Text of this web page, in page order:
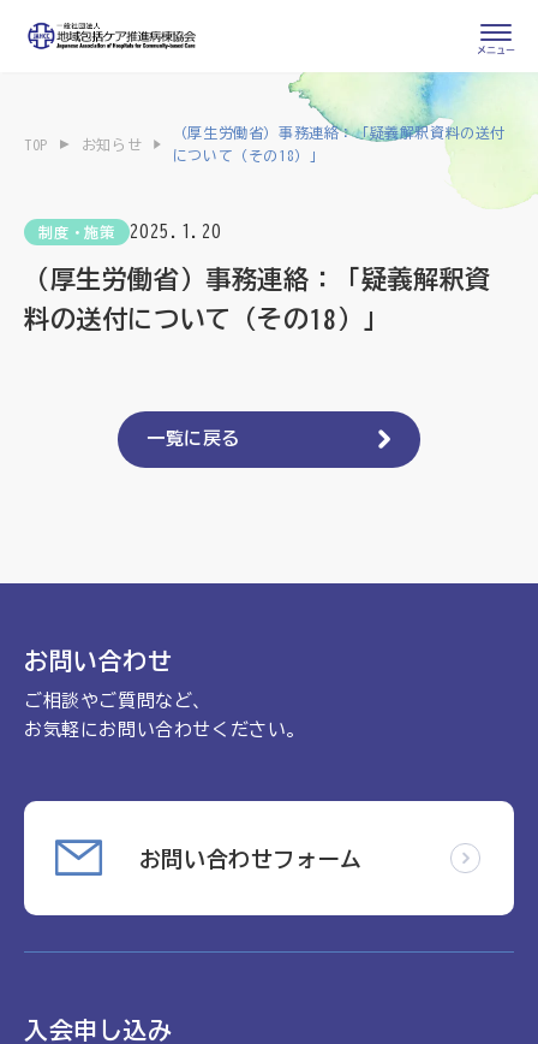
入会申し込み
会員の登録情報
変更・退会
医療・介護関係者
医療介護関係者向けよくあるご質問
地域包括ケア病棟・地域包括医療病棟とは
会長挨拶
定款
アカデミー
病院見学
活動報告
アンケート
TOP お知らせ
（厚生労働省）事務連絡：「疑義解釈資料の送付
について（その18）」
制度・施策 2025.1.20
（厚生労働省）事務連絡：「疑義解釈資
料の送付について（その18）」
一覧に戻る
お問い合わせ
ご相談やご質問など、
お気軽にお問い合わせください。
お問い合わせフォーム
入会申し込み